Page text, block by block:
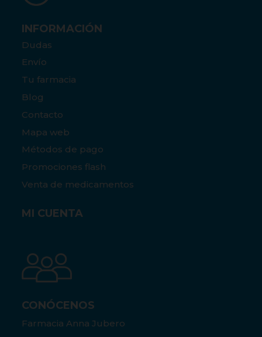
INFORMACIÓN
Dudas
Envío
Tu farmacia
Blog
Contacto
Mapa web
Métodos de pago
Promociones flash
Venta de medicamentos
MI CUENTA
CONÓCENOS
Farmacia Anna Jubero